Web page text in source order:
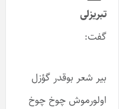
تبریزلی
گفت:
بیر شعر بوقدر گؤزل
اولورموش چوخ چوخ